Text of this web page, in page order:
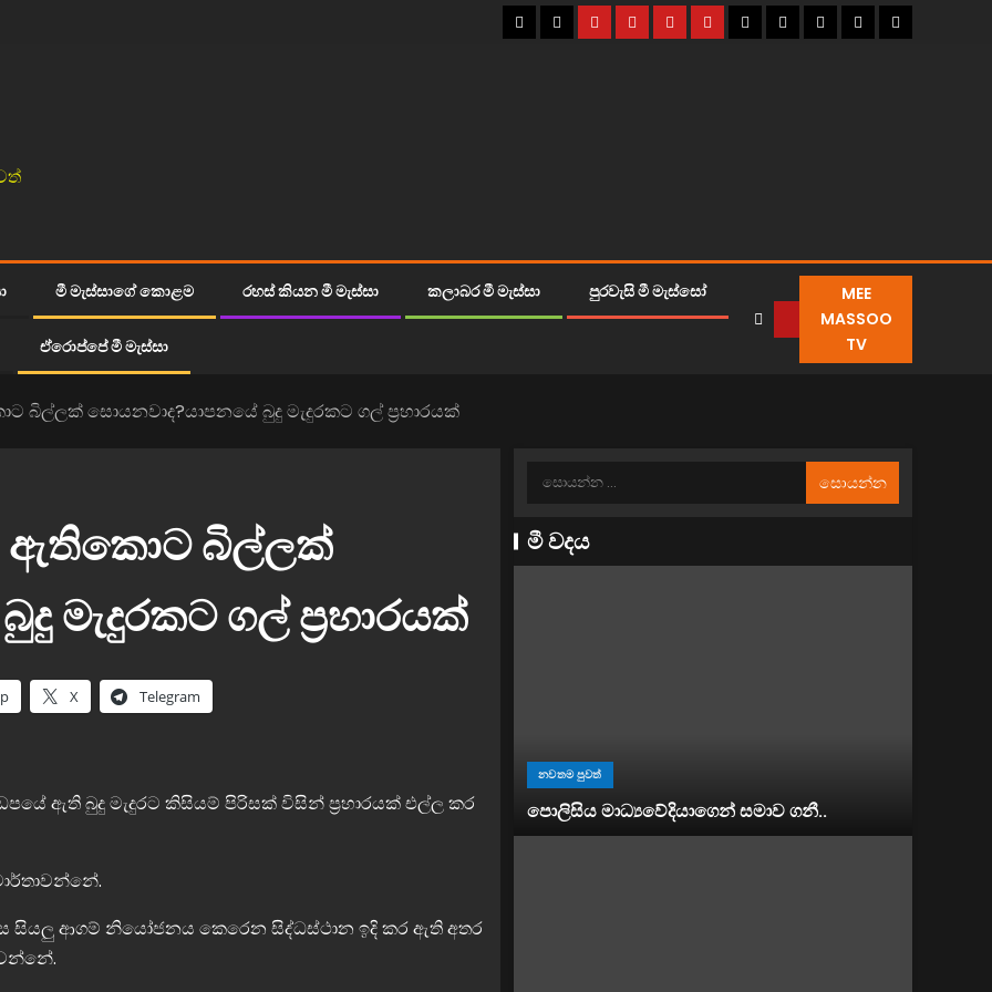
මී මැස්සාගේ කොළම රහස් කියන මී මැස්සා කලාබර මී මැස්සා පුරවැසි මී මැස්සෝ
ඒරොප්පේ මී මැස්සා
MEE
MASSOO
TV
බිල්ලක් සොයනවාද?යාපනයේ බුදු මැදුරකට ගල් ප්‍රහාරයක්
ඇතිකොට බිල්ලක්
මැදුරකට ගල් ප්‍රහාරයක්
X Telegram
ඇති බුදු මැදුරට කිසියම් පිරිසක් විසින් ප්‍රහාරයක් එල්ල කර
සියලු ආගම් නියෝජනය කෙරෙන සිද්ධස්ථාන ඉදි කර ඇති අතර
මී වදය
නවතම පුවත්
පොලිසිය මාධ්‍යවේදියාගෙන් සමාව ගනී..